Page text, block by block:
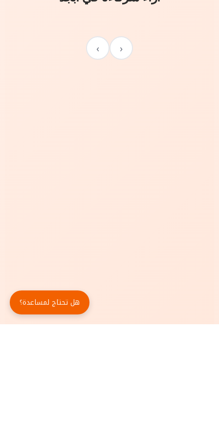
‹
›
هل تحتاج لمساعدة؟